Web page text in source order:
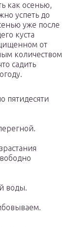
как осенью,
успеть до
уже после
куста
от
количеством
садить
пятидесяти
воды.